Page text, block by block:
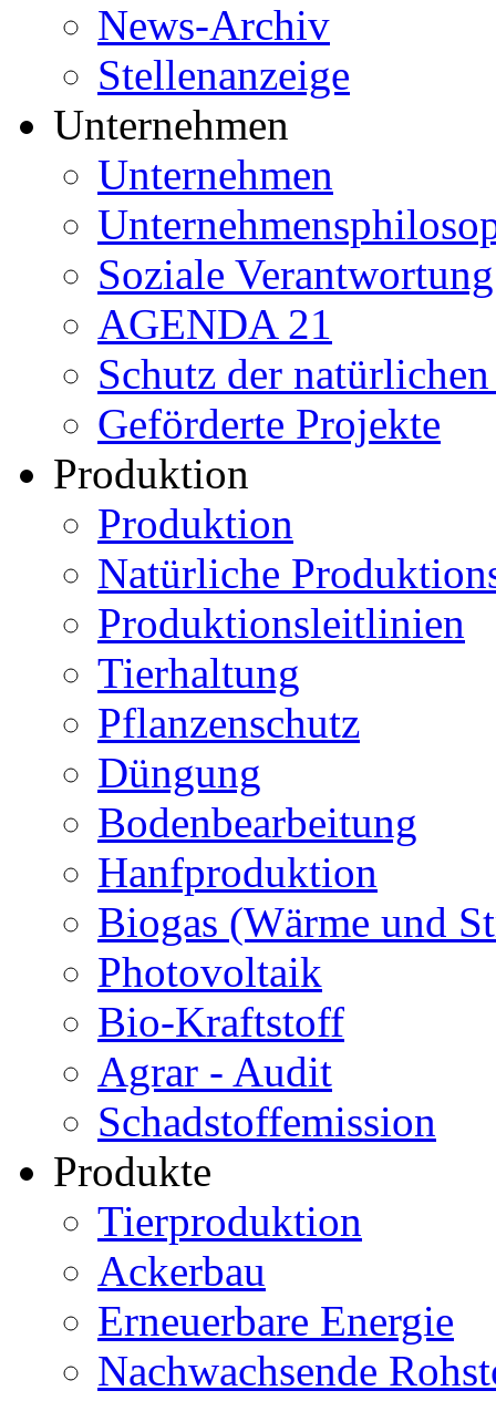
News-Archiv
Stellenanzeige
Unternehmen
Unternehmen
Soziale
AGENDA 21
Schutz der
Geförderte Projekte
Produktion
Produktion
Natürliche
Produktionsleitlinien
Tierhaltung
Pflanzenschutz
Düngung
Bodenbearbeitung
Hanfproduktion
Biogas (Wärme und
Photovoltaik
Bio-Kraftstoff
Agrar - Audit
Schadstoffemission
Produkte
Tierproduktion
Ackerbau
Erneuerbare Energie
Nachwachsende